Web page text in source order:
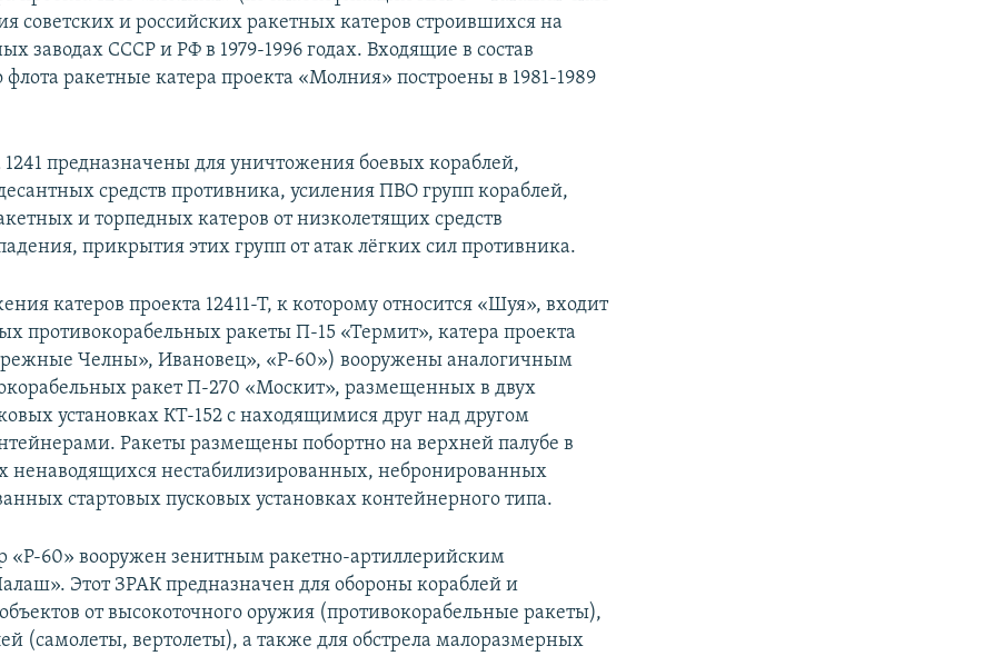
советских и российских ракетных катеров строившихся на
заводах СССР и РФ в 1979-1996 годах. Входящие в состав
ракетные катера проекта «Молния» построены в 1981-1989
1241 предназначены для уничтожения боевых кораблей,
средств противника, усиления ПВО групп кораблей,
и торпедных катеров от низколетящих средств
прикрытия этих групп от атак лёгких сил противника.
катеров проекта 12411-Т, к которому относится «Шуя», входит
противокорабельных ракеты П-15 «Термит», катера проекта
Челны», Ивановец», «Р-60») вооружены аналогичным
ракет П-270 «Москит», размещенных в двух
установках КТ-152 с находящимися друг над другом
Ракеты размещены побортно на верхней палубе в
ненаводящихся нестабилизированных, небронированных
стартовых пусковых установках контейнерного типа.
«Р-60» вооружен зенитным ракетно-артиллерийским
Этот ЗРАК предназначен для обороны кораблей и
от высокоточного оружия (противокорабельные ракеты),
(самолеты, вертолеты), а также для обстрела малоразмерных